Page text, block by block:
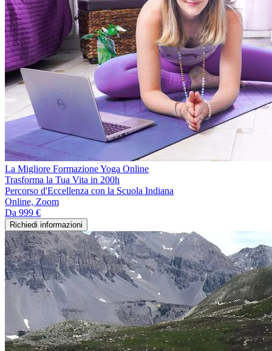
La Migliore Formazione Yoga Online
Trasforma la Tua Vita in 200h
Percorso d'Eccellenza con la Scuola Indiana
Online, Zoom
Da 999 €
Richiedi informazioni